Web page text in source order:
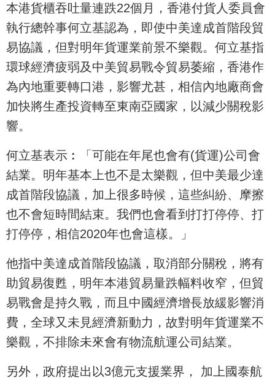
本港貨櫃吞吐量連跌22個月，香港付貨人委員會
執行總幹事何立基認為，即使中美達成首階段貿
易協議，但對明年貨運業前景不樂觀。何立基指
環球經濟疲弱及中美貿易戰令貿易萎縮，香港作
為內地重要轉口港，影響尤甚，相信內地廠商會
加快將生產投資轉至東南亞國家，以減少關稅影
響。
何立基表示︰「可能在年尾也會有(貨運)公司會
結業。明年基本上也不是太樂觀，但中美最少達
成首階段協議，加上很多時候，這些糾紛、摩擦
也不會短時間結束。我們也會看到打打停停、打
打停停，相信2020年也會這樣。」
他指中美達成首階段協議，取消部分關稅，將有
助貿易復甦，明年本港貿易量跌幅料收窄，但貿
易戰會是持久戰，而且中國經濟增長放緩影響消
費，全球又未見經濟新動力，故對明年貨運業不
樂觀，不排除未來會有物流航運公司結業。
另外，政府提出以3億元支援業界， 加上國泰航